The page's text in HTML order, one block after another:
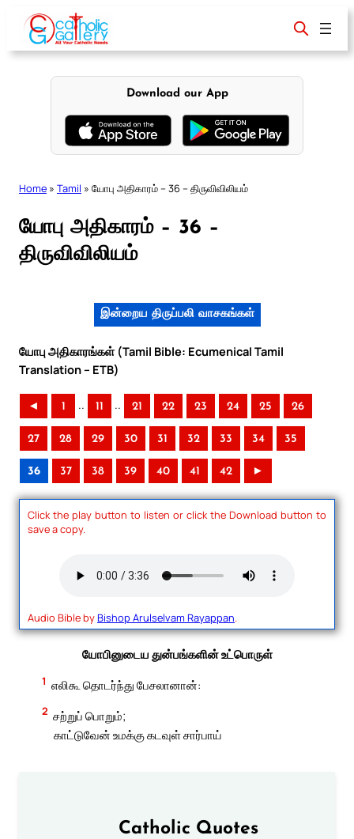
content
Download our App
Home » Tamil » யோபு அதிகாரம் – 36 – திருவிவிலியம்
யோபு அதிகாரம் – 36 –
திருவிவிலியம்
இன்றைய திருப்பலி வாசகங்கள்
யோபு அதிகாரங்கள் (Tamil Bible: Ecumenical Tamil
Translation – ETB)
◄ 1 .. 11 .. 21 22 23 24 25 26
27 28 29 30 31 32 33 34 35
36 37 38 39 40 41 42 ►
Click the play button to listen or click the Download button to
save a copy.
Audio Bible byBishop Arulselvam Rayappan.
யோபினுடைய துன்பங்களின் உட்பொருள்
1 எலிகூ தொடர்ந்து பேசலானான்:
2 சற்றுப் பொறும்;
காட்டுவேன் உமக்கு கடவுள் சார்பாய்
Catholic Quotes